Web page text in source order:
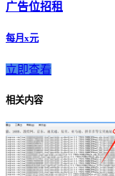
广告位招租
每月x元
立即查看
相关内容